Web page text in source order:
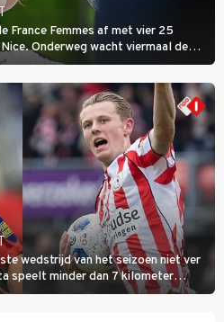
France Femmes af met vier 25
Onderweg wacht viermaal de
op de Promenade des Anglais krijgt
trui.
wedstrijd van het seizoen niet ver
speelt minder dan 7 kilometer
spits Nacho Ferri aan van